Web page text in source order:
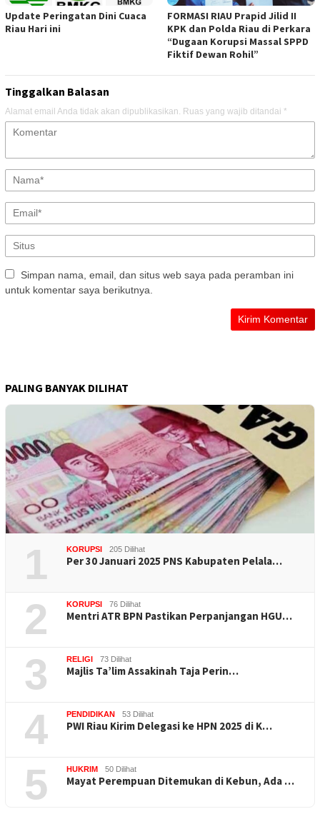
Update Peringatan Dini Cuaca
Riau Hari ini
FORMASI RIAU Prapid Jilid II
KPK dan Polda Riau di Perkara
“Dugaan Korupsi Massal SPPD
Fiktif Dewan Rohil”
Tinggalkan Balasan
Alamat email Anda tidak akan dipublikasikan. Ruas yang wajib ditandai *
Simpan nama, email, dan situs web saya pada peramban ini
untuk komentar saya berikutnya.
PALING BANYAK DILIHAT
1 KORUPSI 205 Dilihat
Per 30 Januari 2025 PNS Kabupaten Pelala…
2 KORUPSI 76 Dilihat
Mentri ATR BPN Pastikan Perpanjangan HGU…
3 RELIGI 73 Dilihat
Majlis Ta’lim Assakinah Taja Perin…
4 PENDIDIKAN 53 Dilihat
PWI Riau Kirim Delegasi ke HPN 2025 di K…
5 HUKRIM 50 Dilihat
Mayat Perempuan Ditemukan di Kebun, Ada …